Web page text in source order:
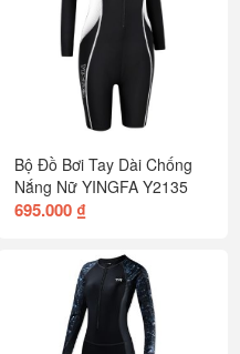
Bộ Đồ Bơi Tay Dài Chống
Nắng Nữ YINGFA Y2135
695.000 ₫